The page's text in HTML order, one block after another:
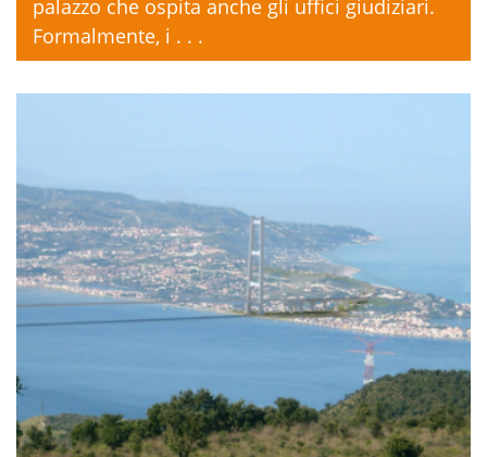
palazzo che ospita anche gli uffici giudiziari.
Formalmente, i . . .